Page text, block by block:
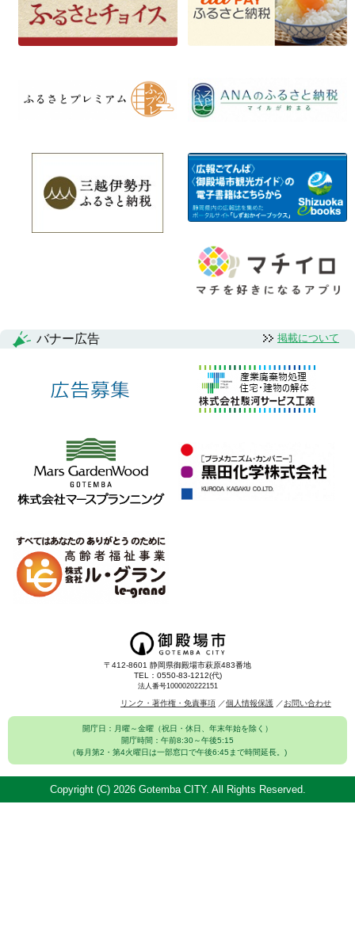
バナー広告 掲載について
〒412-8601 静岡県御殿場市萩原483番地
TEL：0550-83-1212(代)
法人番号1000020222151
リンク・著作権・免責事項 個人情報保護 お問い合わせ
開庁日：月曜～金曜（祝日・休日、年末年始を除く）
開庁時間：午前8:30～午後5:15
（毎月第2・第4火曜日は一部窓口で午後6:45まで時間延長。)
Copyright (C) 2026 Gotemba CITY. All Rights Reserved.